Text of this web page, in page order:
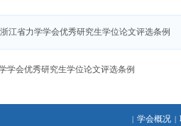
江省力学学会优秀研究生学位论文评选条例
学会优秀研究生学位论文评选条例
| 学会概况 |